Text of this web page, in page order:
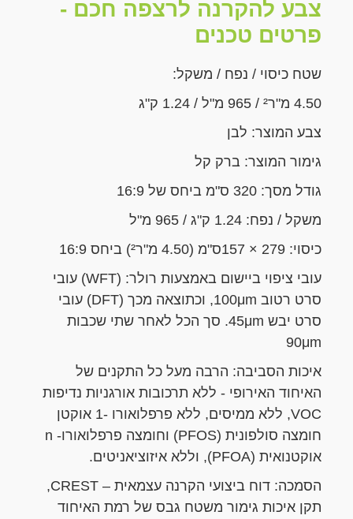
צבע להקרנה לרצפה חכם -
פרטים טכנים
שטח כיסוי / נפח / משקל:
4.50 מ"ר² / 965 מ"ל / 1.24 ק"ג
צבע המוצר: לבן
גימור המוצר: ברק קל
גודל מסך: 320 ס"מ ביחס של 16:9
משקל / נפח: 1.24 ק"ג / 965 מ"ל
כיסוי: 279 × 157ס"מ (4.50 מ"ר²) ביחס 16:9
עובי ציפוי ביישום באמצעות רולר: (WFT) עובי
סרט רטוב 100μm, וכתוצאה מכך (DFT) עובי
סרט יבש 45μm. סך הכל לאחר שתי שכבות
90μm
איכות הסביבה: הרבה מעל כל התקנים של
האיחוד האירופי - ללא תרכובות אורגניות נדיפות
VOC, ללא ממיסים, ללא פרפלואורו -1 אוקטן
חומצה סולפונית (PFOS) וחומצה פרפלואורו- n
אוקטנואית (PFOA), וללא איזוציאניטים.
הסמכה: דוח ביצועי הקרנה עצמאית – CREST,
תקן איכות גימור משטח גבס של רמת האיחוד